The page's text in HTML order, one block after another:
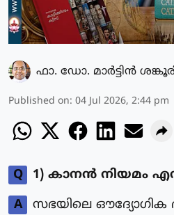
ഫാ. ഡോ. മാര്‍ട്ടിന്‍
Published on: 04 Jul 2026, 2:44 pm
Q
1) കാനൻ നിയമം
A
സഭയിലെ ഔദ്യോഗിക